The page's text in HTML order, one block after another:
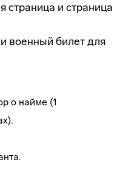
страница и страница
военный билет для
о найме (1